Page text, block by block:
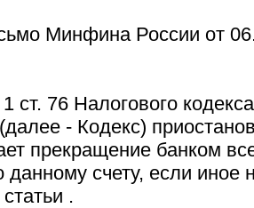
Минфина России от
ст. 76 Налогового
- Кодекс)
прекращение банком
данному счету, если иное
.